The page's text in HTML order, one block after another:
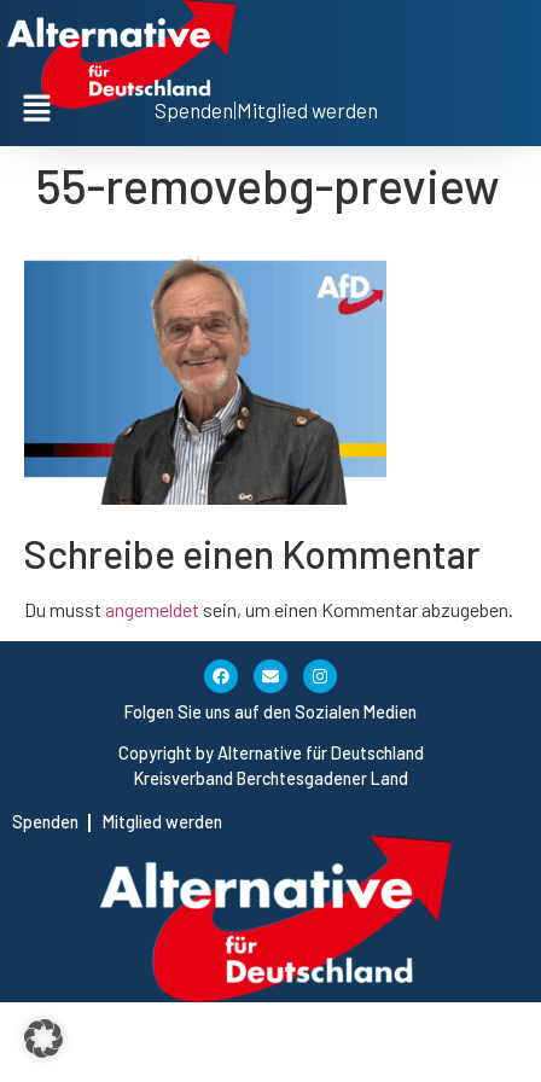
Spenden Mitglied werden
55-removebg-preview
Schreibe einen Kommentar
Du musst angemeldet sein, um einen Kommentar abzugeben.
Copyright by Alternative für Deutschland
Kreisverband Berchtesgadener Land
Spenden Mitglied werden
Folgen Sie uns auf den Sozialen Medien